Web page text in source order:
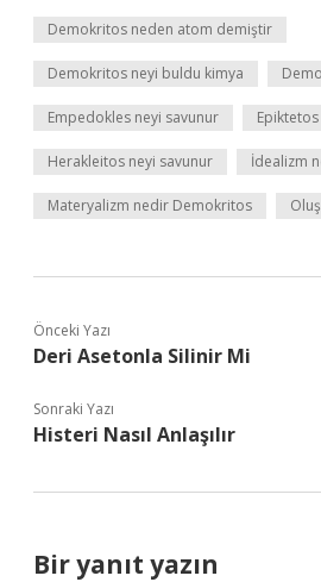
Demokritos neden atom demiştir
Demokritos neyi buldu kimya
Empedokles neyi savunur
Herakleitos neyi savunur İdealizm
Materyalizm nedir Demokritos
Önceki Yazı
Deri Asetonla Silinir Mi
Sonraki Yazı
Histeri Nasıl Anlaşılır
Bir yanıt yazın